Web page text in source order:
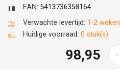
Verwachte levertijd: 1-2 weken
Huidige voorraad: 0 stuk(s)
EAN: 5413736358164
98,95 -